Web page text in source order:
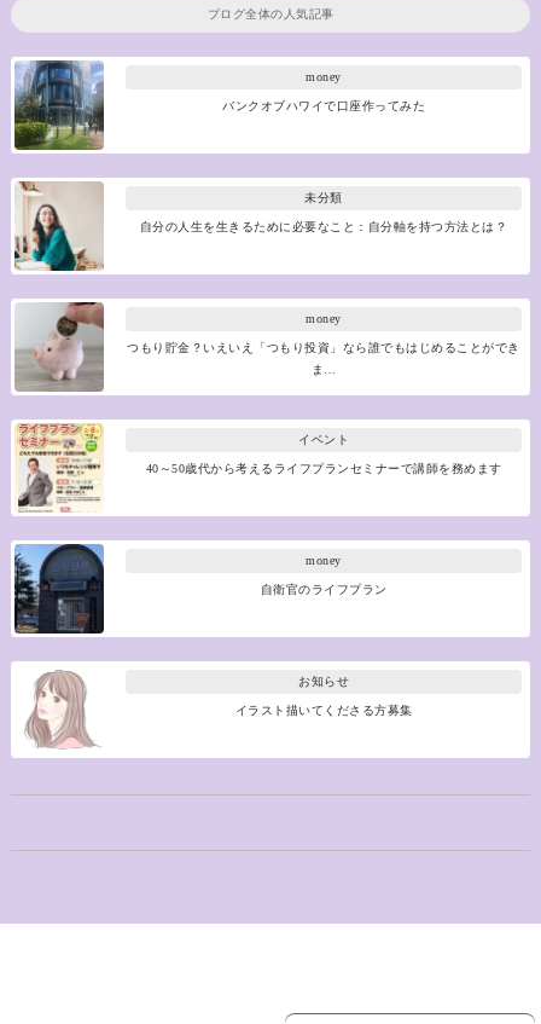
ブログ全体の人気記事
money
バンクオブハワイで口座作ってみた
未分類
自分の人生を生きるために必要なこと：自分軸を持つ方法とは？
money
つもり貯金？いえいえ「つもり投資」なら誰でもはじめることができ
ま…
イベント
40～50歳代から考えるライフプランセミナーで講師を務めます
money
自衛官のライフプラン
お知らせ
イラスト描いてくださる方募集